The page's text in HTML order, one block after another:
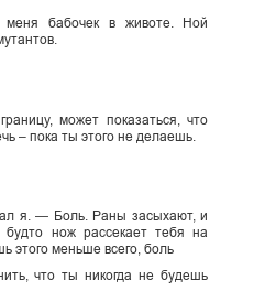
меня бабочек в животе. Ной
может показаться, что
– пока ты этого не делаешь.
я. — Боль. Раны засыхают, и
будто нож рассекает тебя на
этого меньше всего, боль
что ты никогда не будешь